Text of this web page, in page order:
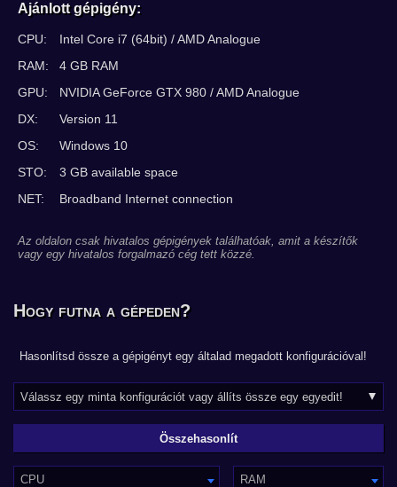
Ajánlott gépigény:
CPU:
Intel Core i7 (64bit) / AMD Analogue
RAM:
4 GB RAM
GPU:
NVIDIA GeForce GTX 980 / AMD Analogue
DX:
Version 11
OS:
Windows 10
STO:
3 GB available space
NET:
Broadband Internet connection
Az oldalon csak hivatalos gépigények találhatóak, amit a készítők
vagy egy hivatalos forgalmazó cég tett közzé.
Hogy futna a gépeden?
Hasonlítsd össze a gépigényt egy általad megadott konfigurációval!
CPU RAM